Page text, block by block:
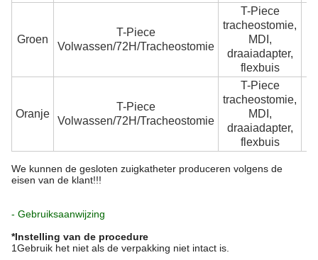
Groen
T-Piece
Volwassen/72H/Tracheostomie
T-Piece
tracheostomie,
MDI,
draaiadapter,
flexbuis
Oranje
T-Piece
Volwassen/72H/Tracheostomie
T-Piece
tracheostomie,
MDI,
draaiadapter,
flexbuis
We kunnen de gesloten zuigkatheter produceren volgens de
eisen van de klant!!!
- Gebruiksaanwijzing
*Instelling van de procedure
1Gebruik het niet als de verpakking niet intact is.